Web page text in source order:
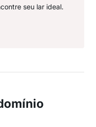
seu lar ideal.